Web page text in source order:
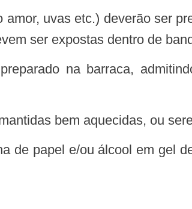
ser expostas dentro de
bem aquecidas, ou